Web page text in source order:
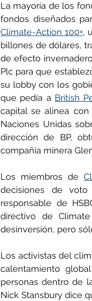
La mayoría de los
Climate-Action 100+,
billones de dólares,
de efecto
Plc para que
su lobby con los
que pedía a British
capital se alinea
Naciones Unidas
dirección de BP,
compañía minera
Los miembros de
decisiones de voto
responsable de
directivo de
desinversión, pero
Los activistas del
calentamiento
personas dentro de
Nick Stansbury dice